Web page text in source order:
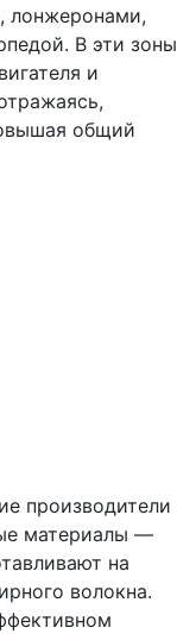
лонжеронами,
В эти зоны
и
общий
производители
материалы —
на
волокна.